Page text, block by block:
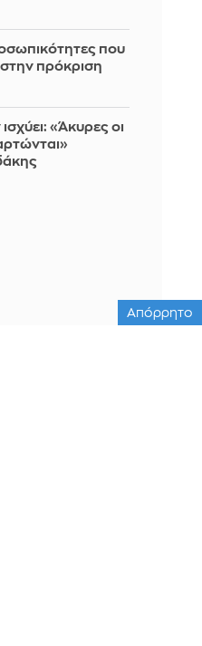
που
πρόκριση
«Άκυρες οι
Απόρρητο